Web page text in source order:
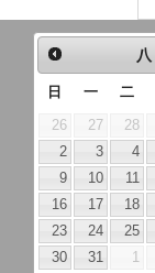
八
日 一 二
26 27 28
2
3 4
9
10 11
16
17 18
23
24 25
30
31 1